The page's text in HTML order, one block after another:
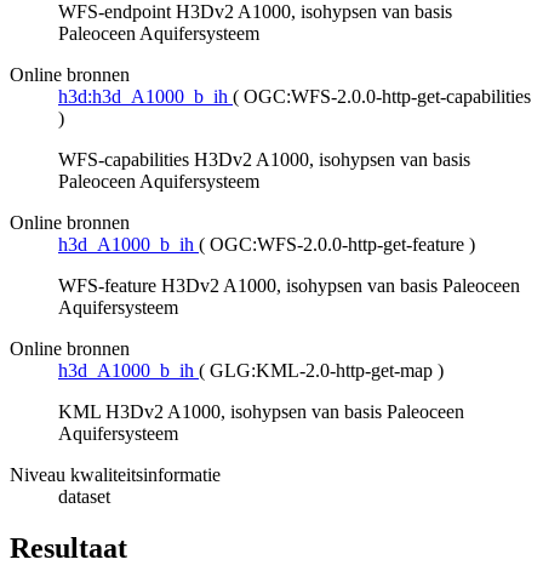
WFS-endpoint H3Dv2 A1000, isohypsen van basis
Paleoceen Aquifersysteem
Online bronnen
h3d:h3d_A1000_b_ih ( OGC:WFS-2.0.0-http-get-capabilities
)
WFS-capabilities H3Dv2 A1000, isohypsen van basis
Paleoceen Aquifersysteem
Online bronnen
h3d_A1000_b_ih ( OGC:WFS-2.0.0-http-get-feature )
WFS-feature H3Dv2 A1000, isohypsen van basis Paleoceen
Aquifersysteem
Online bronnen
h3d_A1000_b_ih ( GLG:KML-2.0-http-get-map )
KML H3Dv2 A1000, isohypsen van basis Paleoceen
Aquifersysteem
Niveau kwaliteitsinformatie
dataset
Resultaat